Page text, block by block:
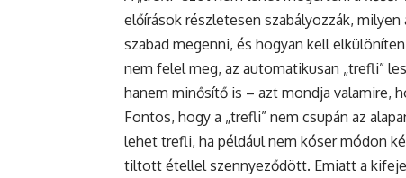
előírások részletesen szabályozzák,
szabad megenni, és hogyan kell
nem felel meg, az automatikusan „trefli”
hanem minősítő is – azt mondja valamire,
Fontos, hogy a „trefli” nem csupán az
lehet trefli, ha például nem kóser módon
tiltott étellel szennyeződött. Emiatt a